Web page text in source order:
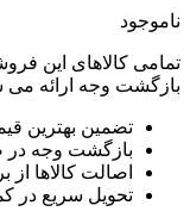
ناموجود
تمامی کالاهای این
بازگشت وجه ارائه می
تضمین بهترین
بازگشت وجه
اصالت کالاها از
تحویل سریع در